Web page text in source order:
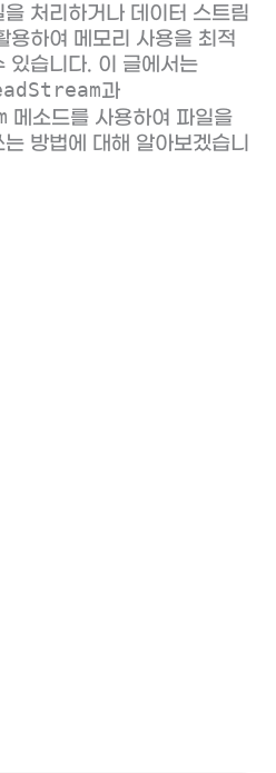
처리하거나 데이터 스트림
용하여 메모리 사용을 최적
있습니다. 이 글에서는
과
메소드를 사용하여 파일을
방법에 대해 알아보겠습니